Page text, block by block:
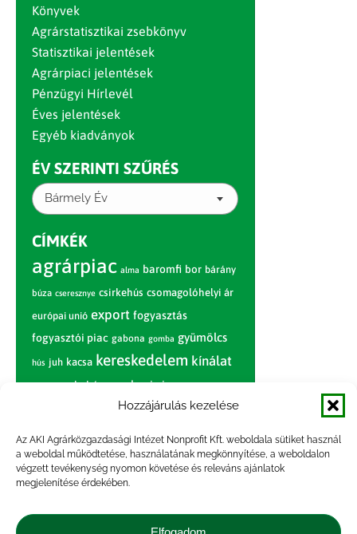
Hozzájárulás kezelése
Az AKI Agrárközgazdasági Intézet Nonprofit Kft. weboldala sütiket használ
a weboldal működtetése, használatának megkönnyítése, a weboldalon
végzett tevékenység nyomon követése és releváns ajánlatok
megjelenítése érdekében.
Könyvek
Agrárstatisztikai zsebkönyv
Statisztikai jelentések
Agrárpiaci jelentések
Pénzügyi Hírlevél
Éves jelentések
Egyéb kiadványok
ÉV SZERINTI SZŰRÉS
Bármely Év
CÍMKÉK
agrárpiac alma baromfi bor bárány
búza cseresznye csirkehús csomagolóhelyi ár
európai unió export fogyasztás
fogyasztói piac gabona gomba gyümölcs
hús juh kacsa kereskedelem kínálat
körte marhahús nagybani piac narancs
nemzetközi árinformációk
paradicsom piac piaci jelentés
pulyka pulykahús sertés sertéshús
szarvasmarha termelés
termelői
zöldség